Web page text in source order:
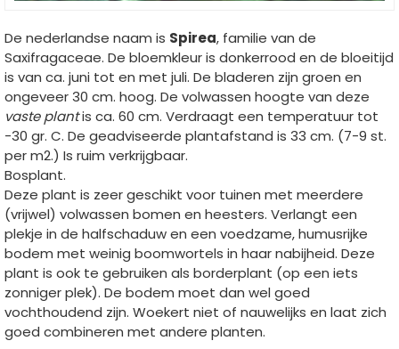
De nederlandse naam is Spirea, familie van de
Saxifragaceae. De bloemkleur is donkerrood en de bloeitijd
is van ca. juni tot en met juli. De bladeren zijn groen en
ongeveer 30 cm. hoog. De volwassen hoogte van deze
vaste plantis ca. 60 cm. Verdraagt een temperatuur tot
-30 gr. C. De geadviseerde plantafstand is 33 cm. (7-9 st.
per m2.) Is ruim verkrijgbaar.
Bosplant.
Deze plant is zeer geschikt voor tuinen met meerdere
(vrijwel) volwassen bomen en heesters. Verlangt een
plekje in de halfschaduw en een voedzame, humusrijke
bodem met weinig boomwortels in haar nabijheid. Deze
plant is ook te gebruiken als borderplant (op een iets
zonniger plek). De bodem moet dan wel goed
vochthoudend zijn. Woekert niet of nauwelijks en laat zich
goed combineren met andere planten.